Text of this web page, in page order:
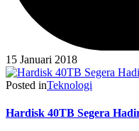
15 Januari 2018
Posted inTeknologi
Hardisk 40TB Segera